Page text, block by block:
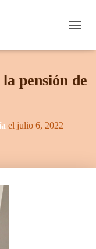
I
E
pensión de
el julio 6, 2022